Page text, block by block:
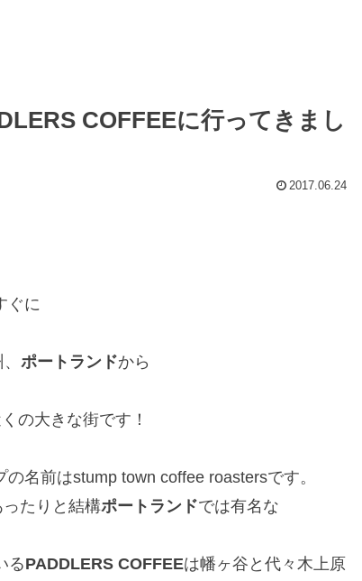
COFFEEに行ってきまし
2017.06.24
ぐに
ポートランドから
の大きな街です！
の名前はstump town coffee roastersです。
たりと結構ポートランドでは有名な
るPADDLERS COFFEEは幡ヶ谷と代々木上原